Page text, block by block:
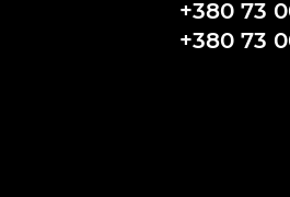
+380 73
+380 73